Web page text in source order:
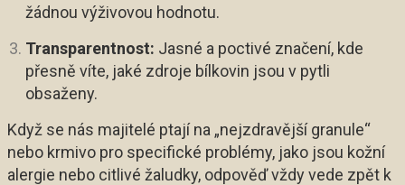
žádnou výživovou hodnotu.
Transparentnost: Jasné a poctivé značení, kde
přesně víte, jaké zdroje bílkovin jsou v pytli
obsaženy.
Když se nás majitelé ptají na „nejzdravější granule“
nebo krmivo pro specifické problémy, jako jsou kožní
alergie nebo citlivé žaludky, odpověď vždy vede zpět k